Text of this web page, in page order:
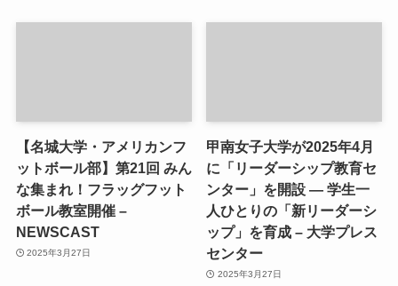
【名城大学・アメリカンフ
ットボール部】第21回 みん
な集まれ！フラッグフット
ボール教室開催 –
NEWSCAST
2025年3月27日
甲南女子大学が2025年4月
に「リーダーシップ教育セ
ンター」を開設 ― 学生一
人ひとりの「新リーダーシ
ップ」を育成 – 大学プレス
センター
2025年3月27日